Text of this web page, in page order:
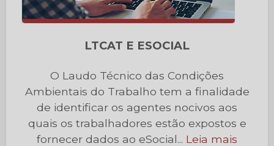
LTCAT E ESOCIAL
O Laudo Técnico das Condições
Ambientais do Trabalho tem a finalidade
de identificar os agentes nocivos aos
quais os trabalhadores estão expostos e
fornecer dados ao eSocial... Leia mais